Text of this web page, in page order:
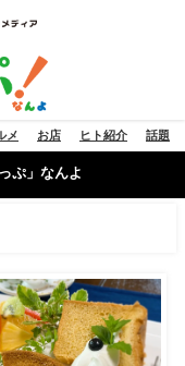
メ お店 ヒト紹介 話題
ぷ」なんよ